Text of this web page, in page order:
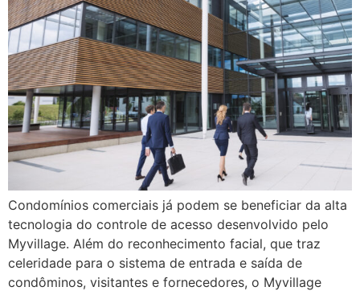
Condomínios comerciais já podem se beneficiar da alta
tecnologia do controle de acesso desenvolvido pelo
Myvillage. Além do reconhecimento facial, que traz
celeridade para o sistema de entrada e saída de
condôminos, visitantes e fornecedores, o Myvillage